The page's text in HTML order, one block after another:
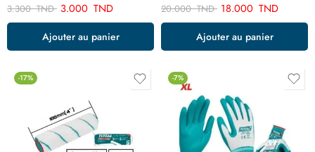
3.300TND 3.000 TND
Ajouter au panier
20.000TND 18.000 TND
Ajouter au panier
-17% -7%